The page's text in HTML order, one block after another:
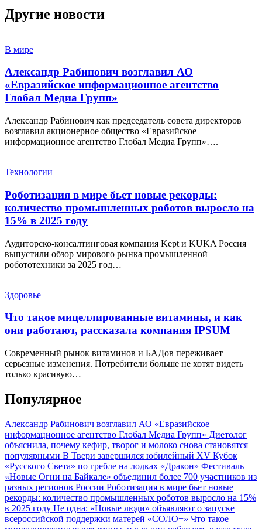
Другие новости
В мире
Александр Рабинович возглавил АО
«Евразийское информационное агентство
Глобал Медиа Групп»
Александр Рабинович как председатель совета директоров
возглавил акционерное общество «Евразийское
информационное агентство Глобал Медиа Групп»….
Технологии
Роботизация в мире бьет новые рекорды:
количество промышленных роботов выросло на
15% в 2025 году
Аудиторско-консалтинговая компания Kept и KUKA Россия
выпустили обзор мирового рынка промышленной
робототехники за 2025 год…
Здоровье
Что такое мицеллированные витамины, и как
они работают, рассказала компания IPSUM
Современный рынок витаминов и БАДов переживает
серьезные изменения. Потребители больше не хотят видеть
только красивую…
Популярное
Александр Рабинович возглавил АО «Евразийское
информационное агентство Глобал Медиа Групп» Диетолог
объяснила, почему кефир, творог и молоко снова становятся
популярными В Твери завершился юбилейный XV Кубок
«Русского Света» по гребле на лодках «Дракон» Фестиваль
«Новые Огни на Байкале» объединил более 700 участников из
разных регионов России Роботизация в мире бьет новые
рекорды: количество промышленных роботов выросло на 15%
в 2025 году Не одна: «Новые люди» объявляют о запуске
всероссийской поддержки матерей «СОЛО+» Что такое